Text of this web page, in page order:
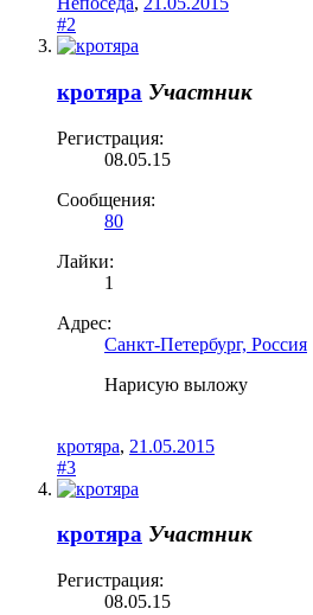
#2
кротяра Участник
Регистрация:
08.05.15
Сообщения:
80
Лайки:
1
Адрес:
Санкт-Петербург, Россия
Нарисую выложу
кротяра, 21.05.2015
#3
кротяра Участник
Регистрация:
08.05.15